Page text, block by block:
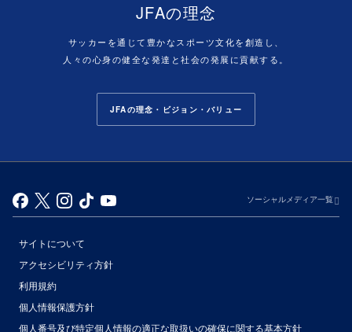
JFAの理念
サッカーを通じて豊かなスポーツ文化を創造し、
人々の心身の健全な発達と社会の発展に貢献する。
JFAの理念・ビジョン・バリュー
ソーシャルメディア一覧
サイトについて
アクセシビリティ方針
利用規約
個人情報保護方針
個人番号及び特定個人情報の適正な取扱いの確保に関する基本方針